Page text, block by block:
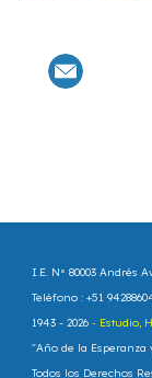
I.E. N° 80003 Andrés
Teléfono : +51
1943 - 2026- Estudio,
"Año de la Esperanza
Todos los Derechos